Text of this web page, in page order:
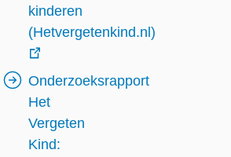
kinderen
(Hetvergetenkind.nl)
externe
link
Onderzoeksrapport
Het
Vergeten
Kind: